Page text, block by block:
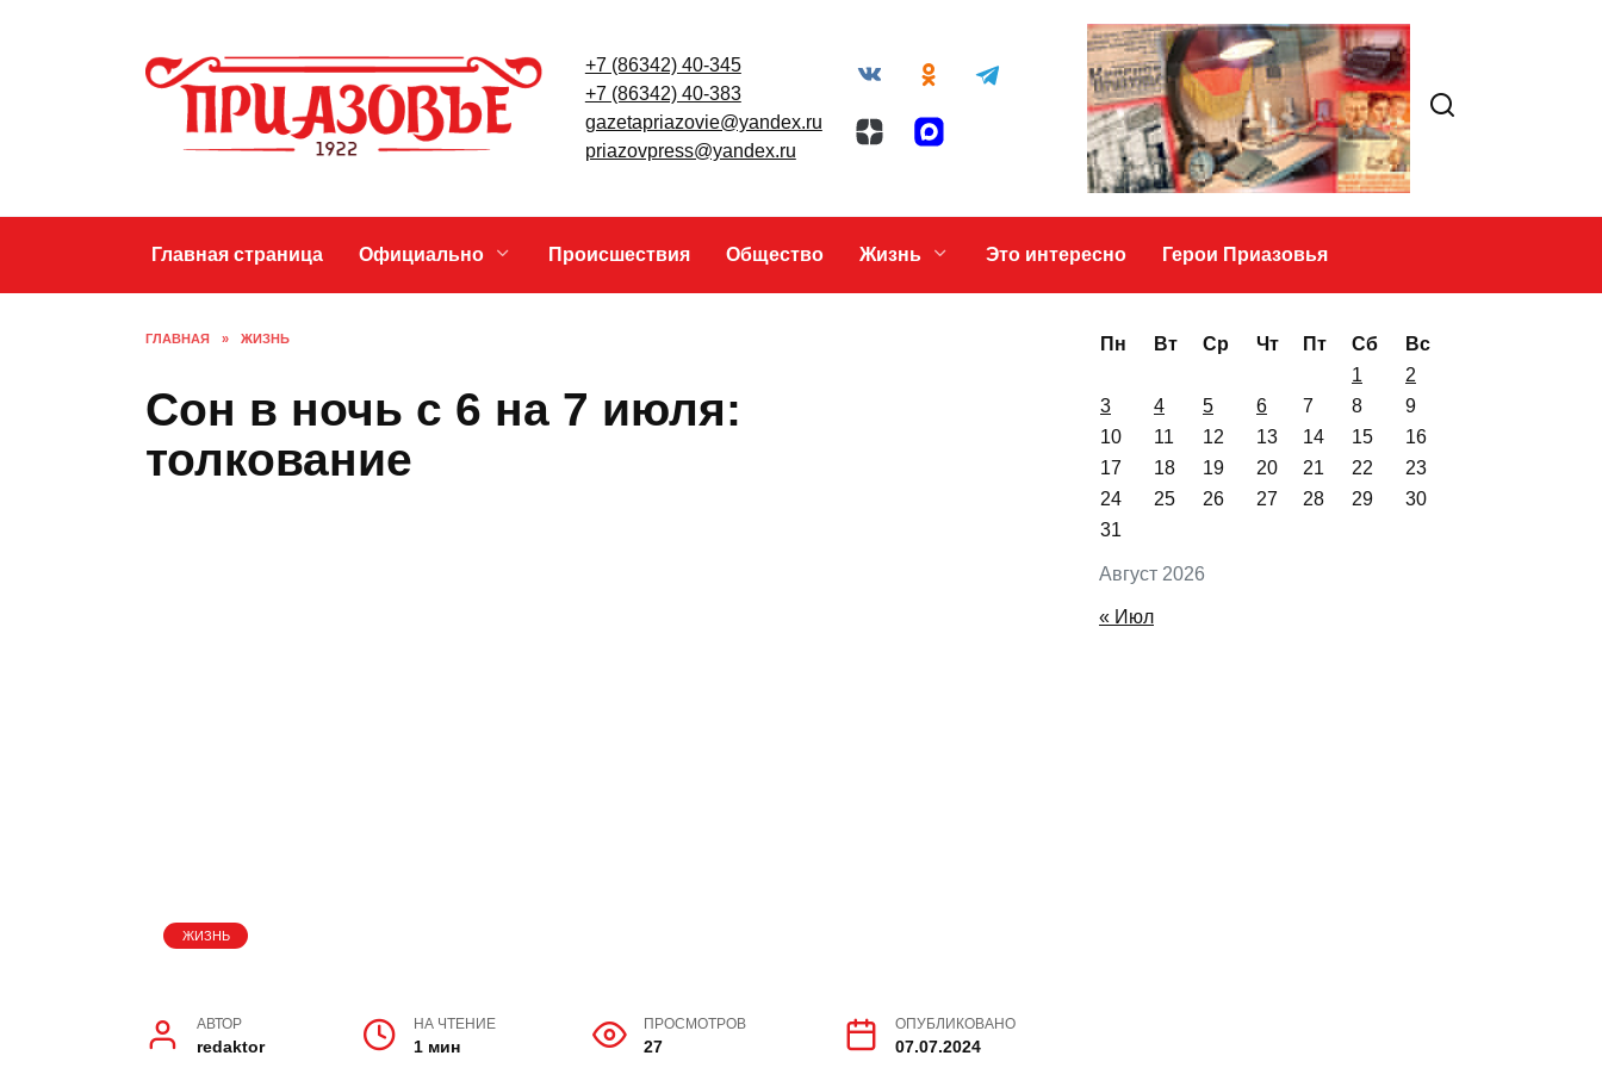
+7 (86342) 40-345
+7 (86342) 40-383
gazetapriazovie@yandex.ru
priazovpress@yandex.ru
Главная страница Официально Происшествия Общество Жизнь Это интересно Герои Приазовья
ГЛАВНАЯ ЖИЗНЬ
Сон в ночь с 6 на 7 июля:
толкование
Если вы увидите тупик или замкнутое пространство в сновидении, это может быть
Если вы увидите нечто большое и светлое, это может быть признаком, что вы делаете
Август 2026
Пн Вт Ср Чт Пт Сб
Вс
1
2
3
4 5 6 7 8
9
10
11 12 13 14 15
16
17
18 19 20 21 22
23
24
25 26 27 28 29
30
31
« Июл